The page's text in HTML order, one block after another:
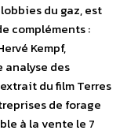
du gaz, est
compléments :
Kempf,
analyse des
du film Terres
de forage
à la vente le 7